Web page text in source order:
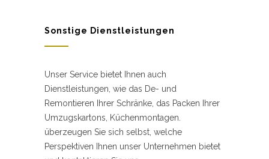
Sonstige Dienstleistungen
Unser Service bietet Ihnen auch
Dienstleistungen, wie das De- und
Remontieren Ihrer Schränke, das Packen Ihrer
Umzugskartons, Küchenmontagen.
überzeugen Sie sich selbst, welche
Perspektiven Ihnen unser Unternehmen bietet